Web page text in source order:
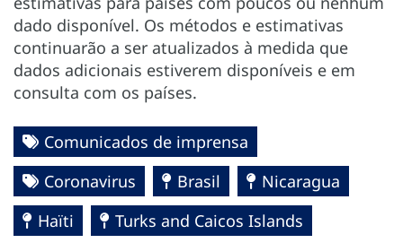
dado disponível. Os métodos e estimativas
continuarão a ser atualizados à medida que
dados adicionais estiverem disponíveis e em
consulta com os países.
Comunicados de imprensa
Coronavirus
Brasil
Nicaragua
Haïti
Turks and Caicos Islands